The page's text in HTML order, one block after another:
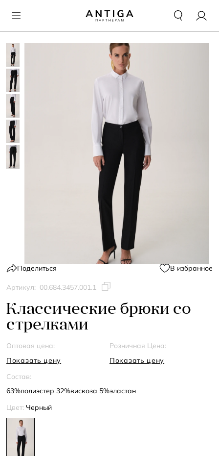
Поделиться В избранное
Артикул: 00.684.3457.001.1
Классические брюки со
стрелками
Оптовая цена:
Показать цену
Розничная Цена:
Показать цену
Состав:
63%полиэстер 32%вискоза 5%эластан
Цвет: Черный